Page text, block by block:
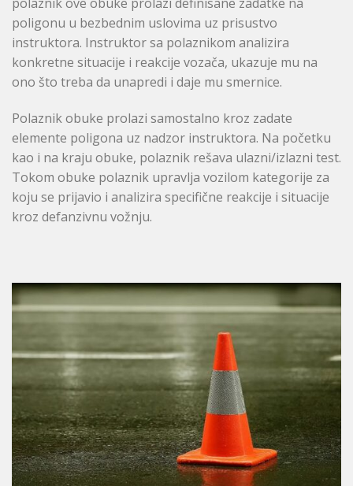
poligonu u bezbednim uslovima uz prisustvo
instruktora. Instruktor sa polaznikom analizira
konkretne situacije i reakcije vozača, ukazuje mu na
ono što treba da unapredi i daje mu smernice.
Polaznik obuke prolazi samostalno kroz zadate
elemente poligona uz nadzor instruktora. Na početku
kao i na kraju obuke, polaznik rešava ulazni/izlazni test.
Tokom obuke polaznik upravlja vozilom kategorije za
koju se prijavio i analizira specifične reakcije i situacije
kroz defanzivnu vožnju.